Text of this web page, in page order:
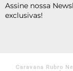
Assine nossa
exclusivas!
Caravana Rubro